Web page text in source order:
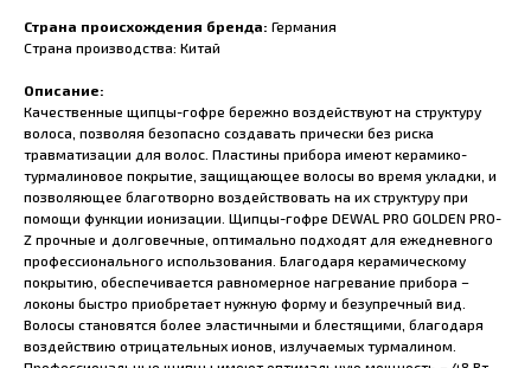
Страна происхождения бренда: Германия
Страна производства: Китай
Описание:
Качественные щипцы-гофре бережно воздействуют на структуру
волоса, позволяя безопасно создавать прически без риска
травматизации для волос. Пластины прибора имеют керамико-
турмалиновое покрытие, защищающее волосы во время укладки, и
позволяющее благотворно воздействовать на их структуру при
помощи функции ионизации. Щипцы-гофре DEWAL PRO GOLDEN PRO-
Z прочные и долговечные, оптимально подходят для ежедневного
профессионального использования. Благодаря керамическому
покрытию, обеспечивается равномерное нагревание прибора –
локоны быстро приобретает нужную форму и безупречный вид.
Волосы становятся более эластичными и блестящими, благодаря
воздействию отрицательных ионов, излучаемых турмалином.